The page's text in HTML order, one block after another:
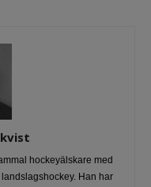
hockeyälskare med
Han har